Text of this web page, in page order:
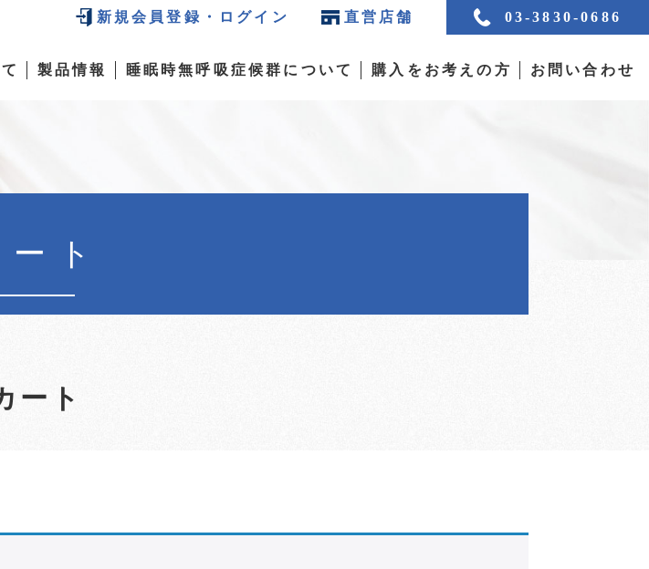
新規会員登録・ログイン 直営店舗 03-3830-0686
製品情報 睡眠時無呼吸症候群について 購入をお考えの方 お問い合わせ
ート
ート